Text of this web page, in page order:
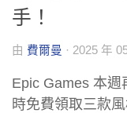
手！
由 費爾曼 · 2025 年
Epic Games 本週
時免費領取三款